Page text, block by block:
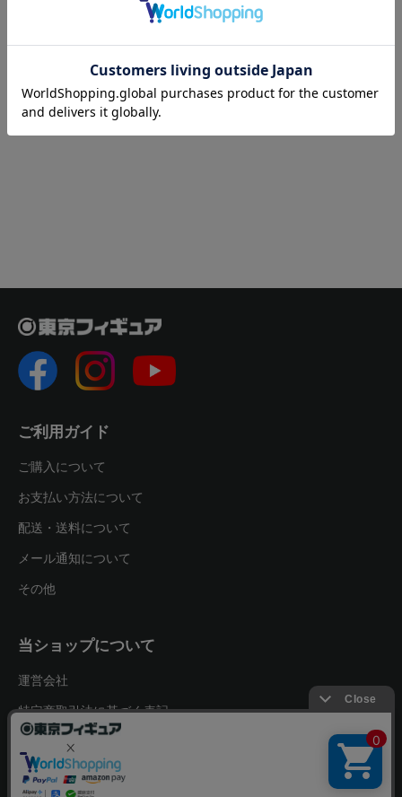
PREV
ご利用ガイド
ご購入について
お支払い方法について
配送・送料について
メール通知について
その他
当ショップについて
運営会社
特定商取引法に基づく表記
プライバシーポリシー
お問い合わせ